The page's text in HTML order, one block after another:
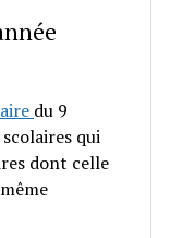
du 9
qui
dont celle